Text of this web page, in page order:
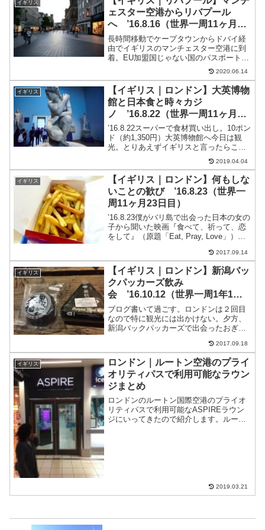
イギリス
ェスター空港からリバプール
へ ’16.8.16（世界一周11ヶ月16
日目）
長時間移動でケープタウンからドバイ経
由でイギリスのマンチェスター空港に到
着。EU加盟国じゃない国のパスポート所
持者の列は空いていた。ランディングカ
ード※ちなみにイギリスは出国時に出国
イミグレーションの手続きがない・・・
(笑)イギリスの入国時...
2020.06.14
イギリス
【イギリス｜ロンドン】大英博物
館と日本食と時々カジ
ノ ’16.8.22（世界一周11ヶ月22
日目）
’16.8.22スーパーで食材買い出し。10ポン
ド（約1,350円）大英博物館へ今日は観
光。とりあえずイギリスと言ったらこれ
ってことで、地下鉄で大英博物館に行く
ことに。地下鉄2.4ポンド（約324円）ロ
ンドンの地下鉄・バスに乗るにはプリペ
イ...
2019.04.04
イギリス
【イギリス｜ロンドン】何もしな
いことの歓び ’16.8.23（世界一
周11ヶ月23日目）
’16.8.23僕がバリ島で出会った日本の女の
子から聞いた映画『食べて、祈って、恋
をして』（原題「Eat, Pray, Love」）そ
人公”リズ”が、イタリアでの旅先で出会う
言葉がこれ。イタリア語Dolc...
2017.09.14
イギリス
【イギリス｜ロンドン】新潟バッ
クパッカーズ飲み
会 ’16.10.12（世界一周1年1ヶ
月と12日目）
ブログ書いて過ごす。ロンドンは２回目
なので特に観光には出かけない。夕方、
新潟バックパッカーズで出会ったおぎち
那さんも。いろいろ話して、ご馳走して
もらった。おぎちゃん本当にごちそうさ
までした。次は僕がおごり...
2017.09.18
イギリス
ロンドン｜ルートン空港のプライ
オリティパスで利用可能なラウン
ジまとめ
ロンドンのルートン国際空港のプライオ
リティパスで利用可能なASPIREラウン
ジにいってきたので紹介します。ルート
2019.03.21